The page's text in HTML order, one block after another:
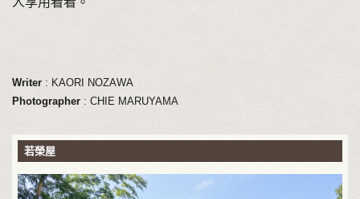
Writer: KAORI NOZAWA
Photographer: CHIE MARUYAMA
若榮屋